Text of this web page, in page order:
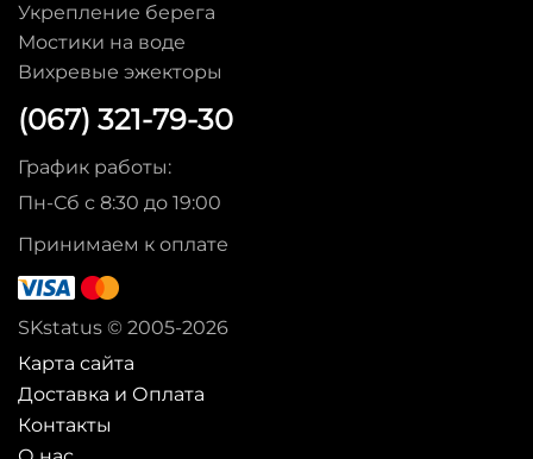
Укрепление берега
Мостики на воде
Вихревые эжекторы
(067) 321-79-30
График работы:
Пн-Сб с 8:30 до 19:00
Принимаем к оплате
SKstatus © 2005-2026
Карта сайта
Доставка и Оплата
Контакты